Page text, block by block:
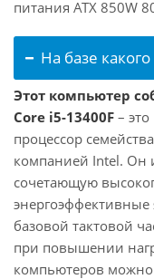
питания ATX 850W
На базе
Этот компьютер
Core i5-13400F –
процессор
компанией Intel. Он
сочетающую
энергоэффективные
базовой тактовой
при повышении
компьютеров можно